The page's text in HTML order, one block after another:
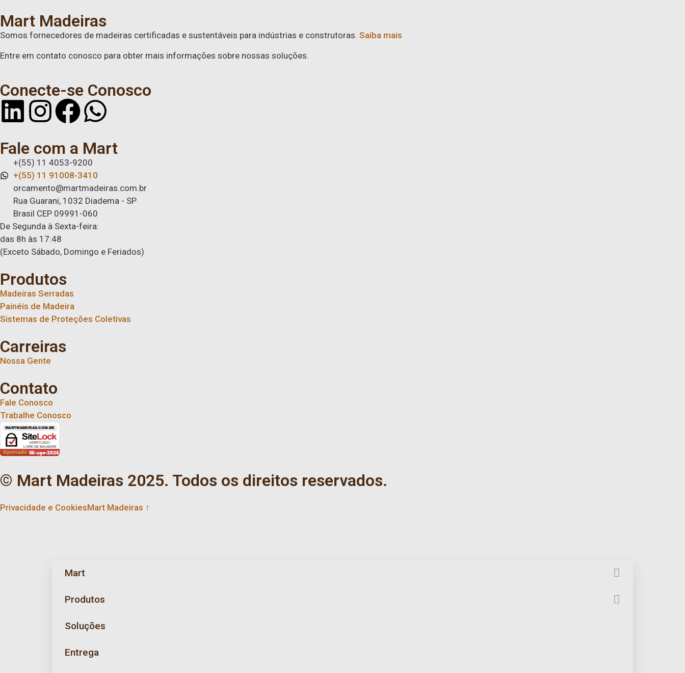
Mart Madeiras
Somos fornecedores de madeiras certificadas e sustentáveis para indústrias e construtoras. Saiba mais
Entre em contato conosco para obter mais informações sobre nossas soluções.
Conecte-se Conosco
Fale com a Mart
+(55) 11 4053-9200
+(55) 11 91008-3410
orcamento@martmadeiras.com.br
Rua Guarani, 1032 Diadema - SP
Brasil CEP 09991-060
De Segunda à Sexta-feira:
das 8h às 17:48
(Exceto Sábado, Domingo e Feriados)
Produtos
Madeiras Serradas
Painéis de Madeira
Sistemas de Proteções Coletivas
Carreiras
Nossa Gente
Contato
Fale Conosco
Trabalhe Conosco
© Mart Madeiras 2025. Todos os direitos reservados.
Privacidade e CookiesMart Madeiras ↑
Mart
Produtos
Soluções
Entrega